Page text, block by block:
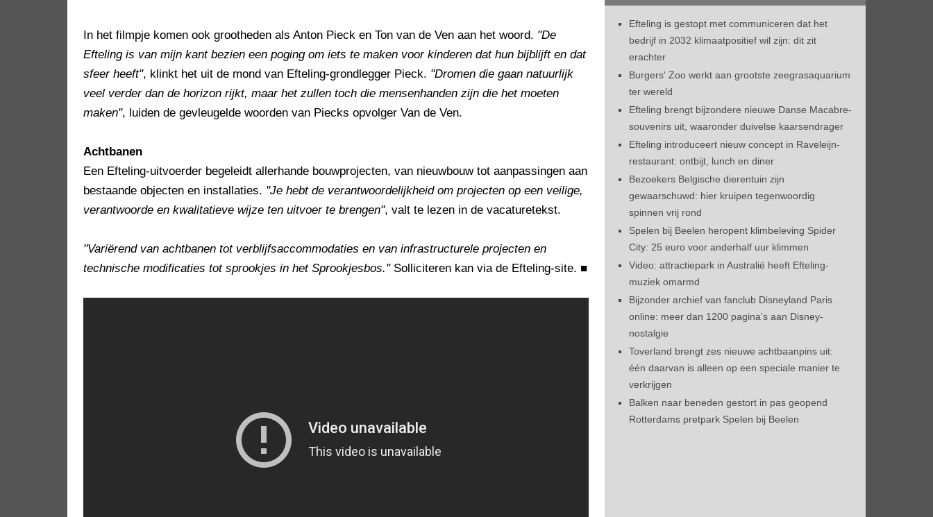
In het filmpje komen ook grootheden als Anton Pieck en Ton van de Ven aan het woord. "De
Efteling is van mijn kant bezien een poging om iets te maken voor kinderen dat hun bijblijft en dat
sfeer heeft", klinkt het uit de mond van Efteling-grondlegger Pieck. "Dromen die gaan natuurlijk
veel verder dan de horizon rijkt, maar het zullen toch die mensenhanden zijn die het moeten
maken", luiden de gevleugelde woorden van Piecks opvolger Van de Ven.
Achtbanen
Een Efteling-uitvoerder begeleidt allerhande bouwprojecten, van nieuwbouw tot aanpassingen aan
bestaande objecten en installaties. "Je hebt de verantwoordelijkheid om projecten op een veilige,
verantwoorde en kwalitatieve wijze ten uitvoer te brengen", valt te lezen in de vacaturetekst.
"Variërend van achtbanen tot verblijfsaccommodaties en van infrastructurele projecten en
technische modificaties tot sprookjes in het Sprookjesbos."Solliciteren kan via de Efteling-site. ■
Efteling is gestopt met communiceren dat het
bedrijf in 2032 klimaatpositief wil zijn: dit zit
erachter
Burgers' Zoo werkt aan grootste zeegrasaquarium
ter wereld
Efteling brengt bijzondere nieuwe Danse Macabre-
souvenirs uit, waaronder duivelse kaarsendrager
Efteling introduceert nieuw concept in Raveleijn-
restaurant: ontbijt, lunch en diner
Bezoekers Belgische dierentuin zijn
gewaarschuwd: hier kruipen tegenwoordig
spinnen vrij rond
Spelen bij Beelen heropent klimbeleving Spider
City: 25 euro voor anderhalf uur klimmen
Video: attractiepark in Australië heeft Efteling-
muziek omarmd
Bijzonder archief van fanclub Disneyland Paris
online: meer dan 1200 pagina's aan Disney-
nostalgie
Toverland brengt zes nieuwe achtbaanpins uit:
één daarvan is alleen op een speciale manier te
verkrijgen
Balken naar beneden gestort in pas geopend
Rotterdams pretpark Spelen bij Beelen